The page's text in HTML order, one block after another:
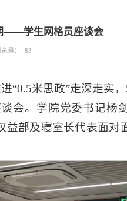
——学生网格员座谈会
量： 83
“0.5米思政”走深走实
会。学院党委书记杨
部及寝室长代表面对